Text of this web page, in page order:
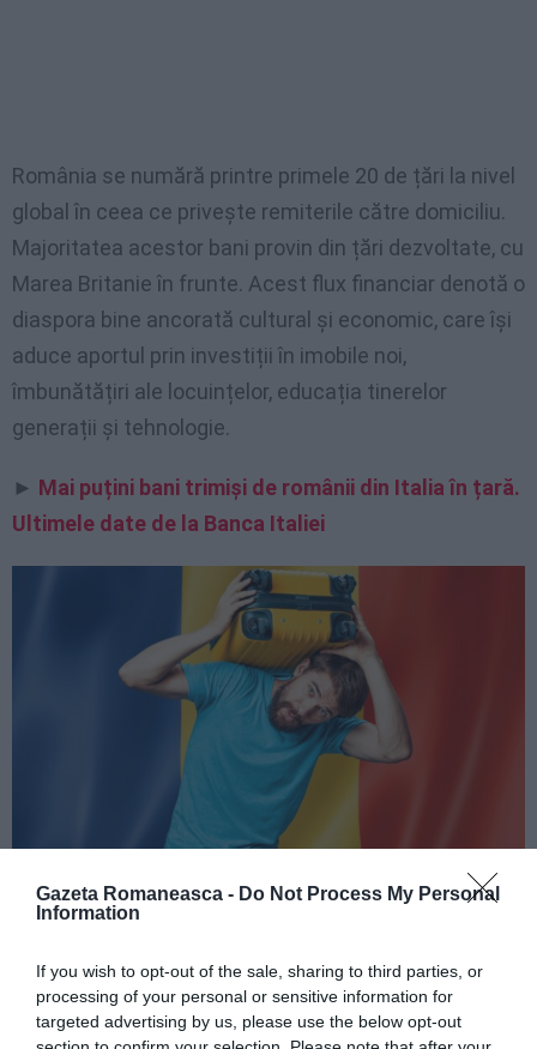
Gazeta Romaneasca - Do Not Process My Personal
Information
If you wish to opt-out of the sale, sharing to third parties, or
processing of your personal or sensitive information for
targeted advertising by us, please use the below opt-out
România se numără printre primele 20 de țări la nivel
global în ceea ce privește remiterile către domiciliu.
Majoritatea acestor bani provin din țări dezvoltate, cu
Marea Britanie în frunte. Acest flux financiar denotă o
diaspora bine ancorată cultural și economic, care își
aduce aportul prin investiții în imobile noi,
îmbunătățiri ale locuințelor, educația tinerelor
generații și tehnologie.
► Mai puțini bani trimiși de românii din Italia în țară.
Ultimele date de la Banca Italiei
Energia pozitivă a diasporei
Diaspora română nu doar că trimite bani acasă, dar și
aduce o energie pozitivă și constructivă. Mulți dintre